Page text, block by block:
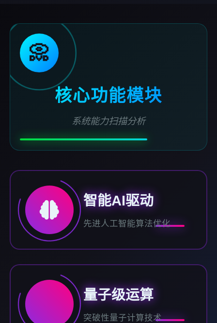
📀
核心功能模块
系统能力扫描分析
智能AI驱动
先进人工智能算法优化
量子级运算
突破性量子计算技术